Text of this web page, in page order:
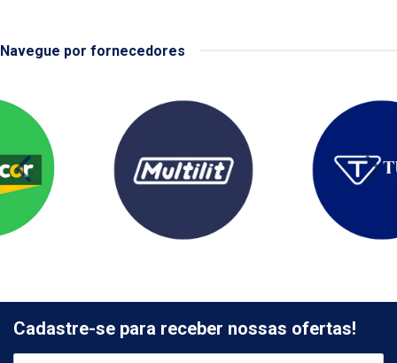
Navegue por fornecedores
Cadastre-se para receber nossas ofertas!